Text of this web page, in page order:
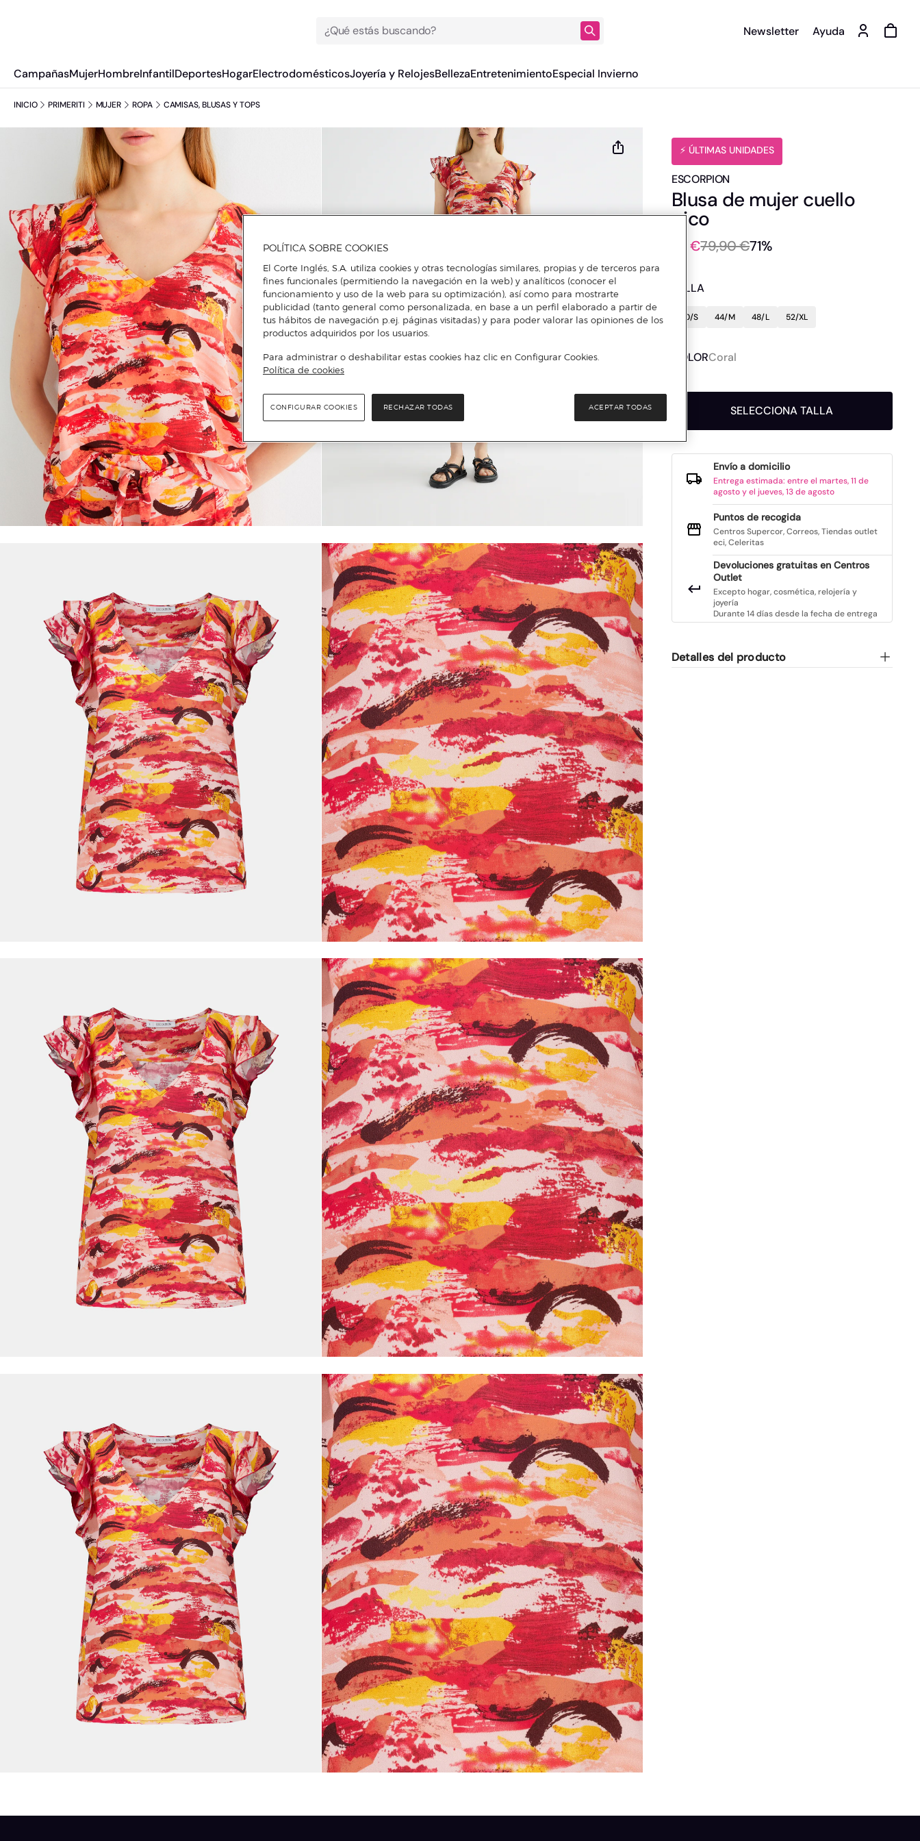
¿Qué estás buscando? Newsletter Ayuda
CampañasMujerHombreInfantilDeportesHogarElectrodomésticosJoyería y RelojesBellezaEntretenimientoEspecial Invierno
INICIO PRIMERITI MUJER ROPA CAMISAS, BLUSAS Y TOPS
️⚡ ÚLTIMAS UNIDADES
ESCORPION
Blusa de mujer cuello
pico
23 €79,90 €71%
TALLA
40/S 44/M 48/L 52/XL
COLORCoral
SELECCIONA TALLA
Envío a domicilio
Entrega estimada: entre el martes, 11 de
agosto y el jueves, 13 de agosto
Puntos de recogida
Centros Supercor, Correos, Tiendas outlet
eci, Celeritas
Devoluciones gratuitas en Centros
Outlet
Excepto hogar, cosmética, relojería y
joyería
Durante 14 días desde la fecha de entrega
Detalles del producto
POLÍTICA SOBRE COOKIES
El Corte Inglés, S.A. utiliza cookies y otras tecnologías similares, propias y de terceros para
fines funcionales (permitiendo la navegación en la web) y analíticos (conocer el
funcionamiento y uso de la web para su optimización), así como para mostrarte
publicidad (tanto general como personalizada, en base a un perfil elaborado a partir de
tus hábitos de navegación p.ej. páginas visitadas) y para poder valorar las opiniones de los
productos adquiridos por los usuarios.
Para administrar o deshabilitar estas cookies haz clic en Configurar Cookies.
Política de cookies
RECHAZAR TODAS ACEPTAR TODAS
CONFIGURAR COOKIES